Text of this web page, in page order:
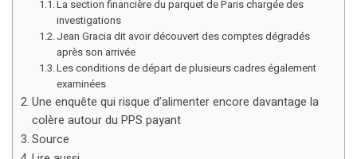
La section financière du parquet de Paris chargée des
investigations
Jean Gracia dit avoir découvert des comptes dégradés
après son arrivée
Les conditions de départ de plusieurs cadres également
examinées
Une enquête qui risque d’alimenter encore davantage la
colère autour du PPS payant
Source